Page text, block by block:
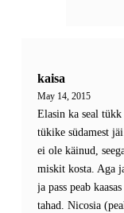
kaisa
May 14, 2015
Elasin ka seal
tükike südamest
ei ole käinud,
miskit kosta. Aga
ja pass peab
tahad. Nicosia